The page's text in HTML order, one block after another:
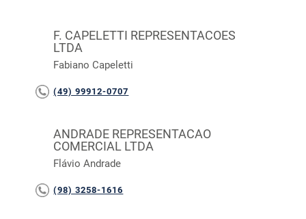
F. CAPELETTI REPRESENTACOES
LTDA
Fabiano Capeletti
(49) 99912-0707
ANDRADE REPRESENTACAO
COMERCIAL LTDA
Flávio Andrade
(98) 3258-1616